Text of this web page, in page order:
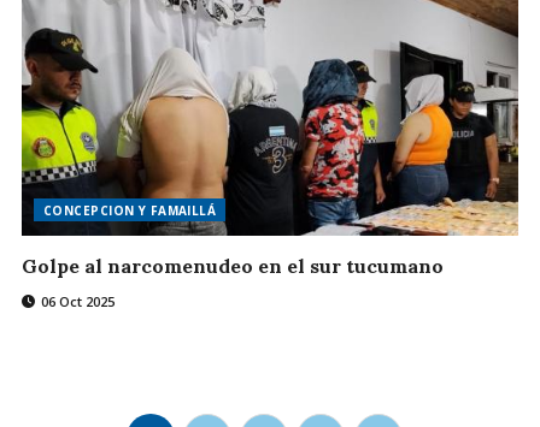
CONCEPCION Y FAMAILLÁ
Golpe al narcomenudeo en el sur tucumano
06 Oct 2025